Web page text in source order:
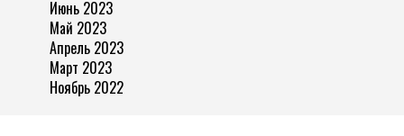
Июнь 2023
Май 2023
Апрель 2023
Март 2023
Ноябрь 2022